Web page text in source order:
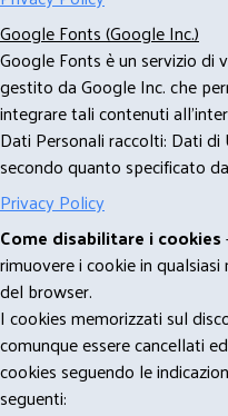
Google Fonts (Google Inc.)
Google Fonts è un servizio di
gestito da Google Inc. che
integrare tali contenuti
Dati Personali raccolti: Dati
secondo quanto specificato
Privacy Policy
Come disabilitare i cookies
rimuovere i cookie in
del browser.
I cookies memorizzati sul
comunque essere cancellati
cookies seguendo le
seguenti: